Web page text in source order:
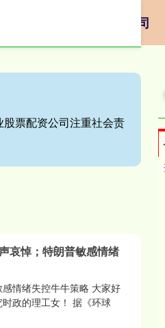
本地股票配资公司
票配资公司注重社会责
哀悼；特朗普敏感情绪
情绪失控牛牛策略 大家好
政的理工女！ 据《环球